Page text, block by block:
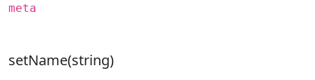
meta
setName(string)